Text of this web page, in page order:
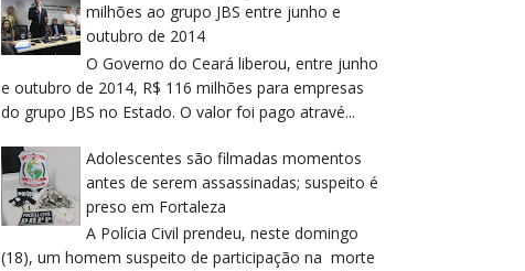
milhões ao grupo JBS entre junho e
outubro de 2014
O Governo do Ceará liberou, entre junho
e outubro de 2014, R$ 116 milhões para empresas
do grupo JBS no Estado. O valor foi pago atravé...
Adolescentes são filmadas momentos
antes de serem assassinadas; suspeito é
preso em Fortaleza
A Polícia Civil prendeu, neste domingo
(18), um homem suspeito de participação na morte